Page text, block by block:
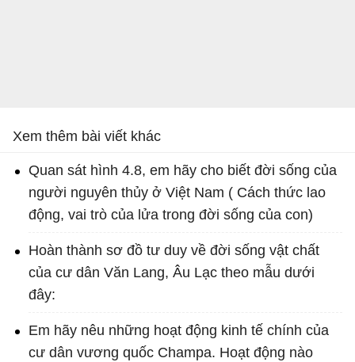
Xem thêm bài viết khác
Quan sát hình 4.8, em hãy cho biết đời sống của
người nguyên thủy ở Việt Nam ( Cách thức lao
động, vai trò của lửa trong đời sống của con)
Hoàn thành sơ đồ tư duy về đời sống vật chất
của cư dân Văn Lang, Âu Lạc theo mẫu dưới
đây:
Em hãy nêu những hoạt động kinh tế chính của
cư dân vương quốc Champa. Hoạt động nào